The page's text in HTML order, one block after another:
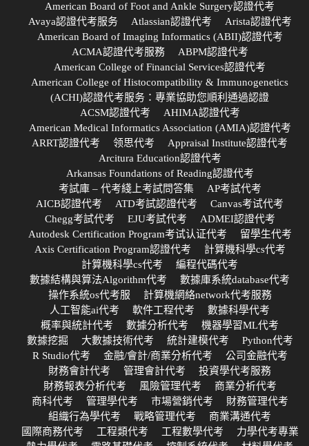
American Board of Foot and Ankle Surgery認證代考
Avaya認證代考服务
Atlassian認證代考
Arista認證代考
American Board of Imaging Informatics (ABII)認證代考
ACMA認證代考服務
ABPM認證代考
American College of Financial Services認證代考
American College of Histocompatibility & Immunogenetics
(ACHI)認證代考服务：專業協助您順利通過認證
ACSM認證代考
AHIMA認證代考
American Medical Informatics Association (AMIA)認證代考
ARRT認證代考
领思代考
Appraisal Institute認證代考
Arcitura Education認證代考
Arkansas Foundations of Reading認證代考
考試庫 – 代考綫上考試問答集
AP考試代考
AICB認證代考
ATD考試認證代考
Canvas考试代考
Chegg考試代考
EJU考試代考
ADMEI認證代考
Autodesk Certification Program考试认证代考
留學生代考
Axis Certification Program認證代考
計算機科學cs代考
計算機科學cs代考
編程代碼代考
數據結構與算法Algorithm代考
數據庫系統database代考
操作系統os代考服
計算機網絡network代考服務
人工智能ai代考
軟件工程代考
數據科學代考
概率與統計代考
數據分析代考
機器學習ML代考
數據挖掘
大數據技術代考 統計建模代考
Python代考
R Studio代考
金融/會計/商業分析代考
公司金融代考
財務會計代考
管理會計代考
投資學代考服務
財務報表分析代考
風險管理代考
商業分析代考
商科代考
管理學代考 市場營銷代考
財務管理代考
組織行為學代考
戰略管理代考
商業溝通代考
國際商務代考
工程類代考 工程數學代考
力學代考專業